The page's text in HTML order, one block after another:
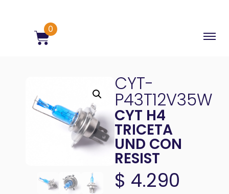
0
CYT-
P43T12V35W
CYT H4
TRICETA
UND CON
RESIST
$ 4.290